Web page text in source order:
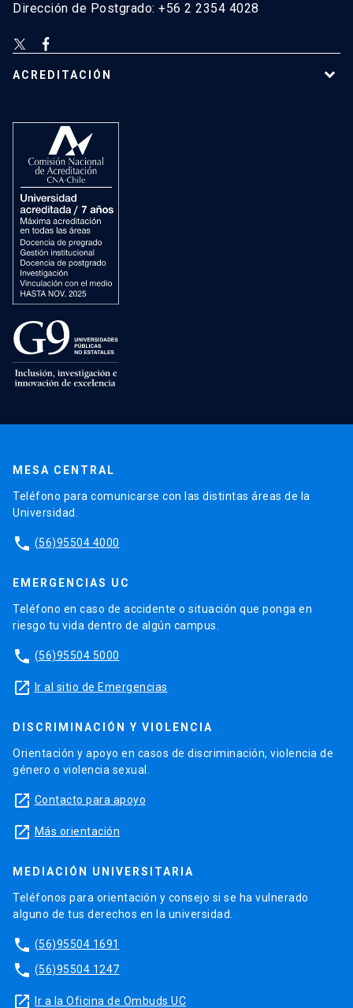
Dirección de Postgrado: +56 2 2354 4028
ACREDITACIÓN
MESA CENTRAL
Teléfono para comunicarse con las distintas áreas de la
Universidad.
phone (56)95504 4000
EMERGENCIAS UC
Teléfono en caso de accidente o situación que ponga en
riesgo tu vida dentro de algún campus.
phone (56)95504 5000
launch Ir al sitio de Emergencias
DISCRIMINACIÓN Y VIOLENCIA
Orientación y apoyo en casos de discriminación, violencia de
género o violencia sexual.
launch Contacto para apoyo
launch Más orientación
MEDIACIÓN UNIVERSITARIA
Teléfonos para orientación y consejo si se ha vulnerado
alguno de tus derechos en la universidad.
phone (56)95504 1691
phone (56)95504 1247
launch Ir a la Oficina de Ombuds UC